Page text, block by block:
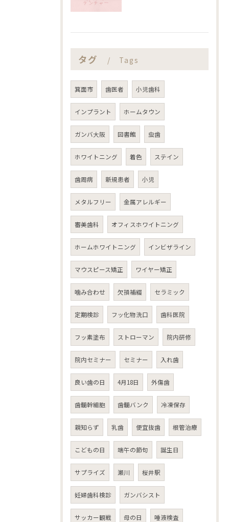
タグ Tags
箕面市 歯医者 小児歯科
インプラント ホームタウン
ガンバ大阪 図書館 虫歯
ホワイトニング 着色 ステイン
歯周病 新規患者 小児
メタルフリー 金属アレルギー
審美歯科 オフィスホワイトニング
ホームホワイトニング インビザライン
マウスピース矯正 ワイヤー矯正
噛み合わせ 欠損補綴 セラミック
定期検診 フッ化物洗口 歯科医院
フッ素塗布 ストローマン 院内研修
院内セミナー セミナー 入れ歯
良い歯の日 4月18日 外傷歯
歯髄幹細胞 歯髄バンク 冷凍保存
親知らず 乳歯 便宜抜歯 根管治療
こどもの日 端午の節句 誕生日
サプライズ 瀬川 桜井駅
妊婦歯科検診 ガンバシスト
サッカー観戦 母の日 唾液検査